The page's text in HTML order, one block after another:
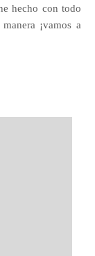
hecho con todo
¡vamos a